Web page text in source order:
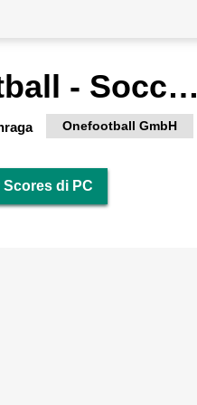
OneFootball - Soccer Scores
Onefootball GmbH
di PC